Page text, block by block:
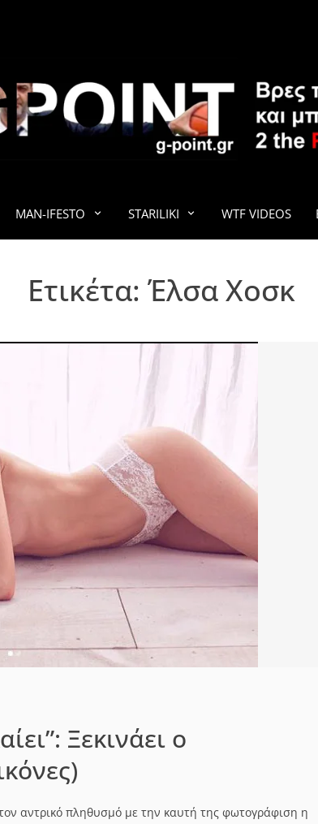
G-
MAN-IFESTO STARILIKI WTF VIDEOS
Ετικέτα: Έλσα Χοσκ
Ξεκινάει ο
αντρικό πληθυσμό με την καυτή της φωτογράφιση η